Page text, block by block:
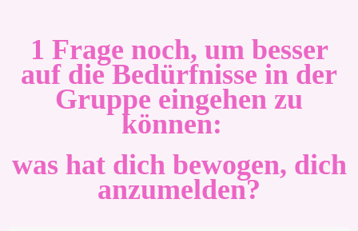
1 Frage noch, um besser
auf die Bedürfnisse in der
Gruppe eingehen zu
können:
was hat dich bewogen, dich
anzumelden?